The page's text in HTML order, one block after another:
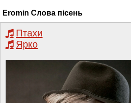
Eromin Слова пісень
Птахи
Ярко